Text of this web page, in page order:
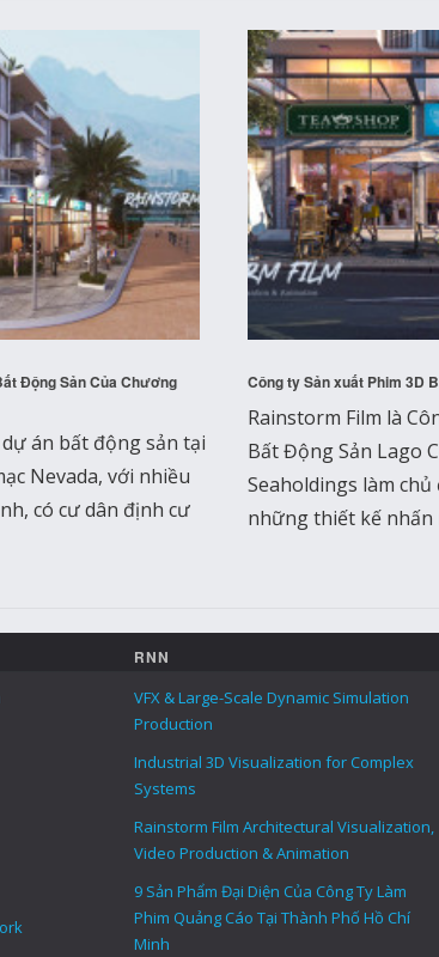
Động Sản Của Chương
án bất động sản tại
Nevada, với nhiều
có cư dân định cư
Công ty Sản xuất Phim 3D
Rainstorm Film là
Bất Động Sản Lago
Seaholdings làm
những thiết kế nhấn
RNN
VFX & Large-Scale Dynamic Simulation
Production
Industrial 3D Visualization for Complex
Systems
Rainstorm Film Architectural Visualization,
Video Production & Animation
9 Sản Phẩm Đại Diện Của Công Ty Làm
Phim Quảng Cáo Tại Thành Phố Hồ Chí
Minh